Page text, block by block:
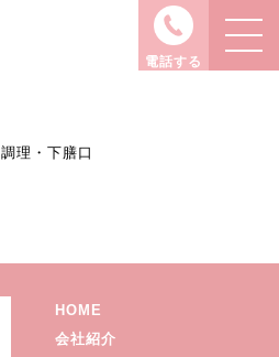
電話する
調理・下膳口
HOME
会社紹介